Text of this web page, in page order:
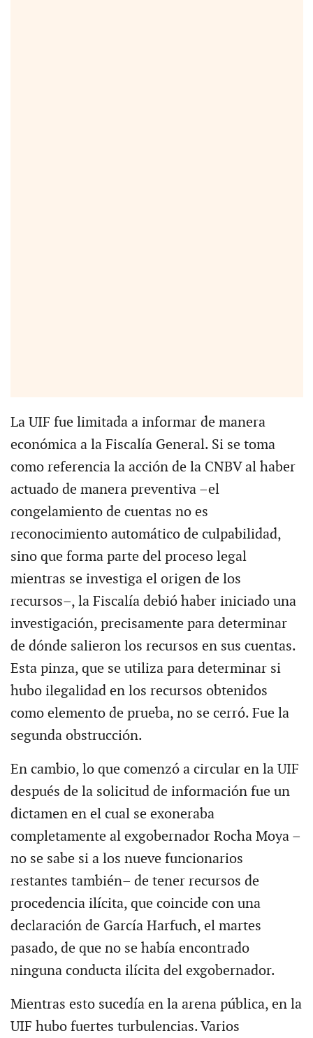
La UIF fue limitada a informar de manera
económica a la Fiscalía General. Si se toma
como referencia la acción de la CNBV al haber
actuado de manera preventiva –el
congelamiento de cuentas no es
reconocimiento automático de culpabilidad,
sino que forma parte del proceso legal
mientras se investiga el origen de los
recursos–, la Fiscalía debió haber iniciado una
investigación, precisamente para determinar
de dónde salieron los recursos en sus cuentas.
Esta pinza, que se utiliza para determinar si
hubo ilegalidad en los recursos obtenidos
como elemento de prueba, no se cerró. Fue la
segunda obstrucción.
En cambio, lo que comenzó a circular en la UIF
después de la solicitud de información fue un
dictamen en el cual se exoneraba
completamente al exgobernador Rocha Moya –
no se sabe si a los nueve funcionarios
restantes también– de tener recursos de
procedencia ilícita, que coincide con una
declaración de García Harfuch, el martes
pasado, de que no se había encontrado
ninguna conducta ilícita del exgobernador.
Mientras esto sucedía en la arena pública, en la
UIF hubo fuertes turbulencias. Varios